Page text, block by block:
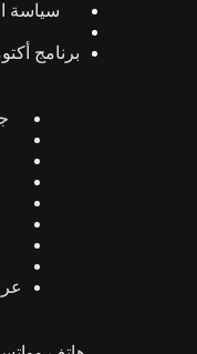
سياسة
برنامج